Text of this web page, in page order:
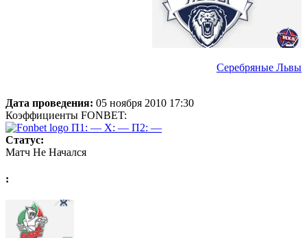
Серебряные Львы
Дата проведения: 05 ноября 2010 17:30
Коэффициенты FONBET:
П1: — X: — П2: —
Статус:
Матч Не Начался
: